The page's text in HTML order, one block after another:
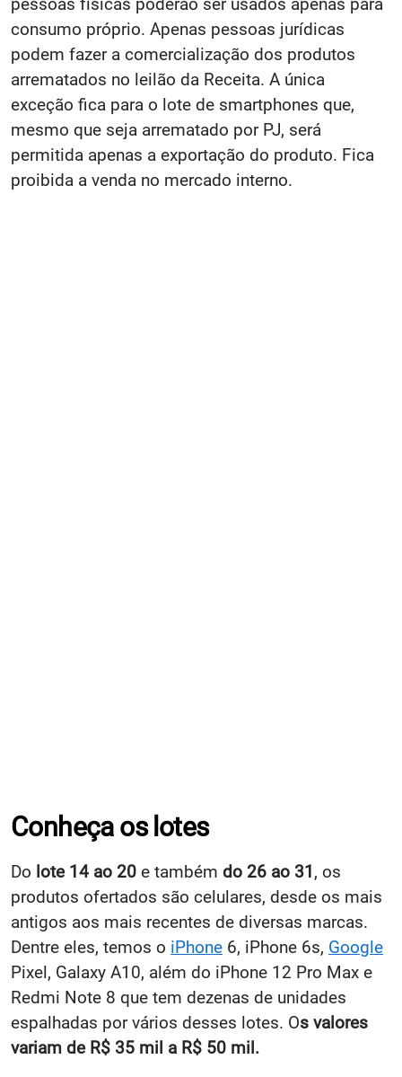
consumo próprio. Apenas pessoas jurídicas
podem fazer a comercialização dos produtos
arrematados no leilão da Receita. A única
exceção fica para o lote de smartphones que,
mesmo que seja arrematado por PJ, será
permitida apenas a exportação do produto. Fica
proibida a venda no mercado interno.
Conheça os lotes
Do lote 14 ao 20 e também do 26 ao 31, os
produtos ofertados são celulares, desde os mais
antigos aos mais recentes de diversas marcas.
Dentre eles, temos o iPhone 6, iPhone 6s, Google
Pixel, Galaxy A10, além do iPhone 12 Pro Max e
Redmi Note 8 que tem dezenas de unidades
espalhadas por vários desses lotes. Os valores
variam de R$ 35 mil a R$ 50 mil.